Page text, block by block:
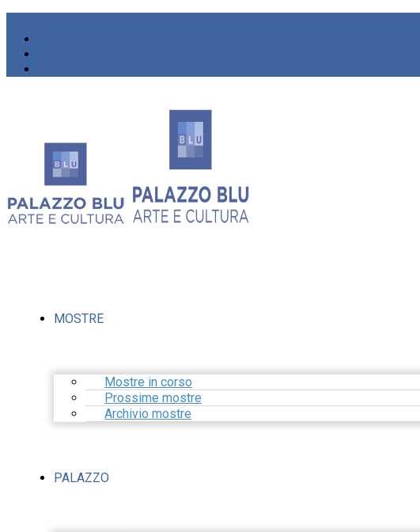
MOSTRE
Mostre in corso
Prossime mostre
Archivio mostre
PALAZZO